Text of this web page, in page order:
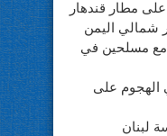
مطار قندهار
شمالي اليمن
مع مسلحين في
الهجوم على
لبنان